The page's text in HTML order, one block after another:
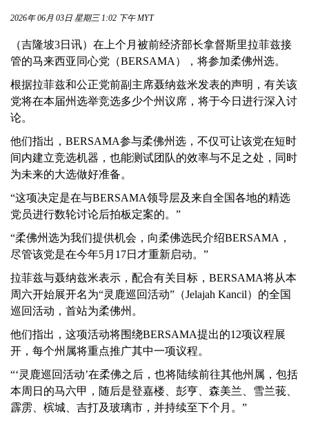
2026年 06月 03日 星期三 1:02 下午 MYT
（吉隆坡3日讯）在上个月被前经济部长拿督斯里拉菲兹接
管的马来西亚同心党（BERSAMA），将参加柔佛州选。
根据拉菲兹和公正党前副主席聂纳兹米发表的声明，有关该
党将在本届州选举竞选多少个州议席，将于今日进行深入讨
论。
他们指出，BERSAMA参与柔佛州选，不仅可让该党在短时
间内建立竞选机器，也能测试团队的效率与不足之处，同时
为未来的大选做好准备。
“这项决定是在与BERSAMA领导层及来自全国各地的精选
党员进行数轮讨论后拍板定案的。”
“柔佛州选为我们提供机会，向柔佛选民介绍BERSAMA，
尽管该党是在今年5月17日才重新启动。”
拉菲兹与聂纳兹米表示，配合有关目标，BERSAMA将从本
周六开始展开名为“灵鹿巡回活动”（Jelajah Kancil）的全国
巡回活动，首站为柔佛州。
他们指出，这项活动将围绕BERSAMA提出的12项议程展
开，每个州属将重点推广其中一项议程。
“‘灵鹿巡回活动’在柔佛之后，也将陆续前往其他州属，包括
本周日的马六甲，随后是登嘉楼、彭亨、森美兰、雪兰莪、
霹雳、槟城、吉打及玻璃市，并持续至下个月。”